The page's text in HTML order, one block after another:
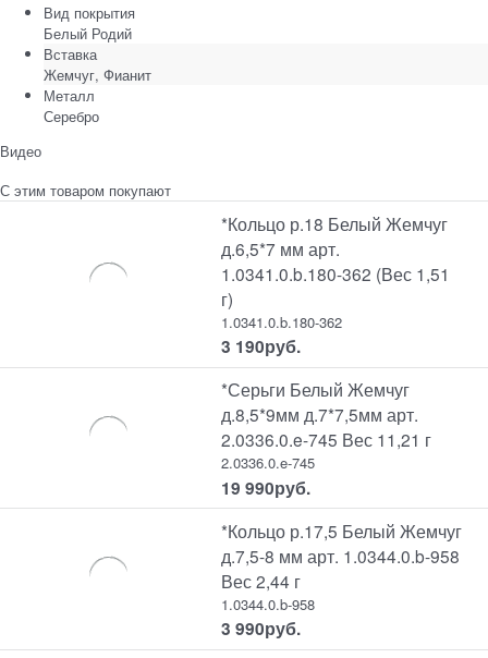
Вид покрытия
Белый Родий
Вставка
Жемчуг, Фианит
Металл
Серебро
Видео
С этим товаром покупают
*Кольцо р.18 Белый Жемчуг
д.6,5*7 мм арт.
1.0341.0.b.180-362 (Вес 1,51
г)
1.0341.0.b.180-362
3 190руб.
*Серьги Белый Жемчуг
д.8,5*9мм д.7*7,5мм арт.
2.0336.0.e-745 Вес 11,21 г
2.0336.0.e-745
19 990руб.
*Кольцо р.17,5 Белый Жемчуг
д.7,5-8 мм арт. 1.0344.0.b-958
Вес 2,44 г
1.0344.0.b-958
3 990руб.